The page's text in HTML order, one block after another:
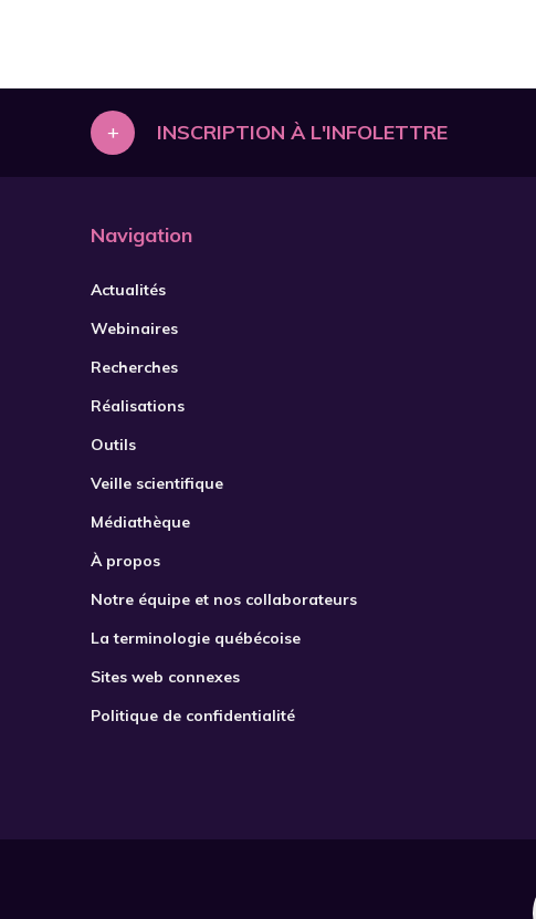
+ INSCRIPTION À L'INFOLETTRE
Navigation
Actualités
Webinaires
Recherches
Réalisations
Outils
Veille scientifique
Médiathèque
À propos
Notre équipe et nos collaborateurs
La terminologie québécoise
Sites web connexes
Politique de confidentialité